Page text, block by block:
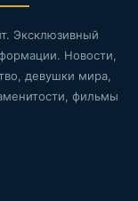
Эксклюзивный
Новости,
девушки мира,
фильмы